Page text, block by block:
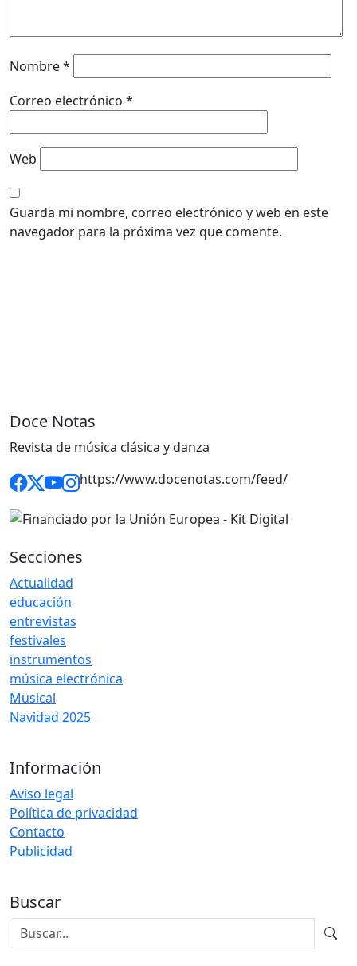
Nombre*
Correo electrónico *
Web
Guarda mi nombre, correo electrónico y web en este
navegador para la próxima vez que comente.
Doce Notas
Revista de música clásica y danza
https://www.docenotas.com/feed/
Secciones
Actualidad
educación
entrevistas
festivales
instrumentos
música electrónica
Musical
Navidad 2025
Información
Aviso legal
Política de privacidad
Contacto
Publicidad
Buscar